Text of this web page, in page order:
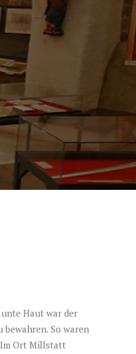
Haut war der
So waren
Im Ort Millstatt